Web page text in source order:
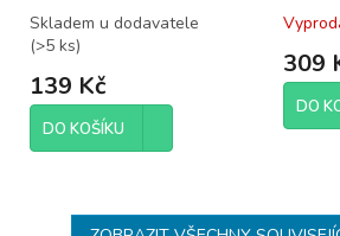
Skladem u dodavatele
(>5 ks)
139 Kč
DO KOŠÍKU
309
DO